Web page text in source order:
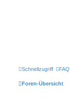
Schnellzugriff FAQ
Foren-Übersicht